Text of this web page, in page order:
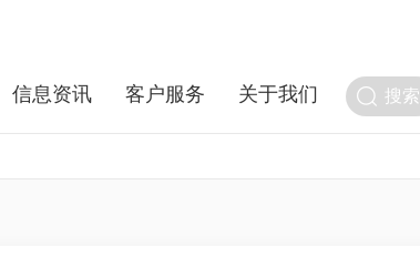
搜索
信息资讯 客户服务 关于我们